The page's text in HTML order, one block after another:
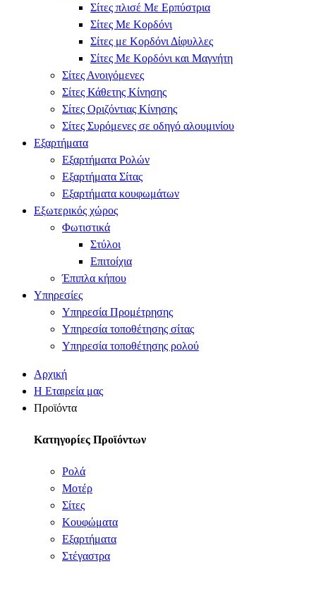
Σίτες πλισέ Με Ερπύστρια
Σίτες Με Κορδόνι
Σίτες με Κορδόνι Δίφυλλες
Σίτες Με Κορδόνι και Μαγνήτη
Σίτες Ανοιγόμενες
Σίτες Κάθετης Κίνησης
Σίτες Οριζόντιας Κίνησης
Σίτες Συρόμενες σε οδηγό αλουμινίου
Εξαρτήματα
Εξαρτήματα Ρολών
Εξαρτήματα Σίτας
Εξαρτήματα κουφωμάτων
Εξωτερικός χώρος
Φωτιστικά
Στύλοι
Επιτοίχια
Έπιπλα κήπου
Υπηρεσίες
Υπηρεσία Προμέτρησης
Υπηρεσία τοποθέτησης σίτας
Υπηρεσία τοποθέτησης ρολού
Αρχική
Η Εταιρεία μας
Προϊόντα
Κατηγορίες Προϊόντων
Ρολά
Μοτέρ
Σίτες
Κουφώματα
Εξαρτήματα
Στέγαστρα